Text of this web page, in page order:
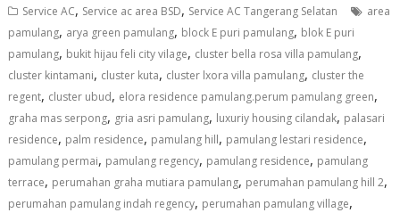
Service AC, Service ac area BSD, Service AC Tangerang Selatan
area
pamulang, arya green pamulang, block E puri pamulang, blok E puri
pamulang, bukit hijau feli city vilage, cluster bella rosa villa pamulang,
cluster kintamani, cluster kuta, cluster lxora villa pamulang, cluster the
regent, cluster ubud, elora residence pamulang.perum pamulang green,
graha mas serpong, gria asri pamulang, luxuriy housing cilandak, palasari
residence, palm residence, pamulang hill, pamulang lestari residence,
pamulang permai, pamulang regency, pamulang residence, pamulang
terrace, perumahan graha mutiara pamulang, perumahan pamulang hill 2,
perumahan pamulang indah regency, perumahan pamulang village,